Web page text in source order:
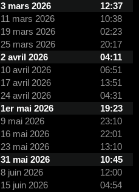
3 mars 2026
12:37
11 mars 2026
10:38
19 mars 2026
02:23
25 mars 2026
20:17
2 avril 2026
04:11
10 avril 2026
06:51
17 avril 2026
13:51
24 avril 2026
04:31
1er mai 2026
19:23
9 mai 2026
23:10
16 mai 2026
22:01
23 mai 2026
13:10
31 mai 2026
10:45
8 juin 2026
12:00
15 juin 2026
04:54